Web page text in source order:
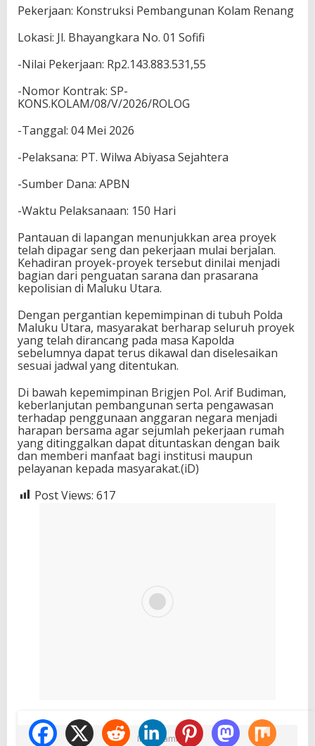
Pekerjaan: Konstruksi Pembangunan Kolam Renang
Lokasi: Jl. Bhayangkara No. 01 Sofifi
-Nilai Pekerjaan: Rp2.143.883.531,55
-Nomor Kontrak: SP-
KONS.KOLAM/08/V/2026/ROLOG
-Tanggal: 04 Mei 2026
-Pelaksana: PT. Wilwa Abiyasa Sejahtera
-Sumber Dana: APBN
-Waktu Pelaksanaan: 150 Hari
Pantauan di lapangan menunjukkan area proyek
telah dipagar seng dan pekerjaan mulai berjalan.
Kehadiran proyek-proyek tersebut dinilai menjadi
bagian dari penguatan sarana dan prasarana
kepolisian di Maluku Utara.
Dengan pergantian kepemimpinan di tubuh Polda
Maluku Utara, masyarakat berharap seluruh proyek
yang telah dirancang pada masa Kapolda
sebelumnya dapat terus dikawal dan diselesaikan
sesuai jadwal yang ditentukan.
Di bawah kepemimpinan Brigjen Pol. Arif Budiman,
keberlanjutan pembangunan serta pengawasan
terhadap penggunaan anggaran negara menjadi
harapan bersama agar sejumlah pekerjaan rumah
yang ditinggalkan dapat dituntaskan dengan baik
dan memberi manfaat bagi institusi maupun
pelayanan kepada masyarakat.(iD)
Post Views: 617
Ikuti Kami